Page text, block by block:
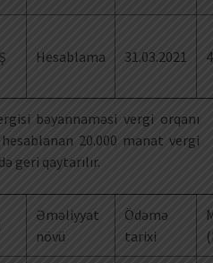
Hesablama 31.03.2021
bəyannaməsi vergi orqanı
20.000 manat vergi
geri qaytarılır.
Əməliyyat
növü
Ödəmə
tarixi